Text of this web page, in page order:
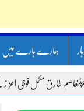
ہمارے بارے میں
مکمل فوجی اعزاز کے ساتھ